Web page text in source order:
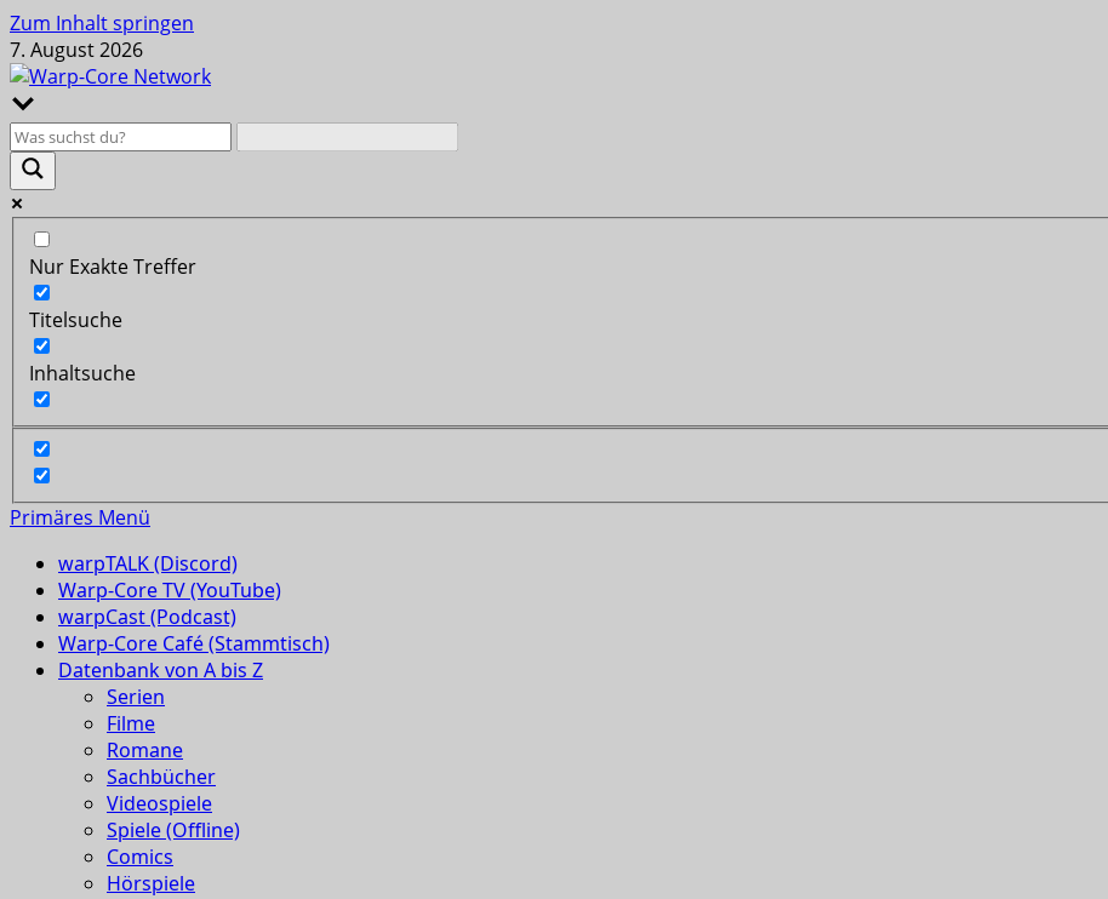
Zum Inhalt springen
7. August 2026
Nur Exakte Treffer
Titelsuche
Inhaltsuche
Primäres Menü
warpTALK (Discord)
Warp-Core TV (YouTube)
warpCast (Podcast)
Warp-Core Café (Stammtisch)
Datenbank von A bis Z
Serien
Filme
Romane
Sachbücher
Videospiele
Spiele (Offline)
Comics
Hörspiele